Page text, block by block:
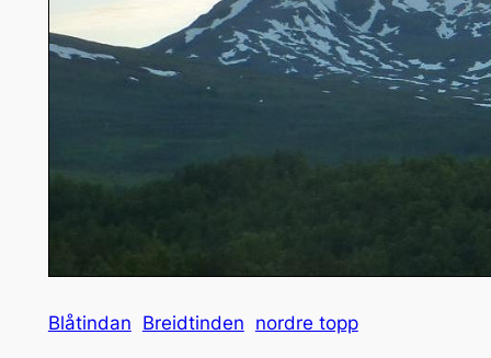
Blåtindan Breidtinden nordre topp